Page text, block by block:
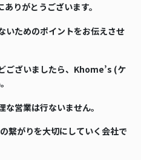
りがとうございます。
いためのポイントをお伝えさせ
ございましたら、Khome’s (ケ
営業は行ないません。
繋がりを大切にしていく会社で